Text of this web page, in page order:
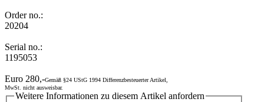
Order no.:
20204
Serial no.:
1195053
Euro 280,-Gemäß §24 UStG 1994 Differenzbesteuerter Artikel,
MwSt. nicht ausweisbar.
Weitere Informationen zu diesem Artikel anfordern